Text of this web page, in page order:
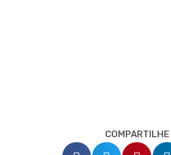
COMPARTILHE